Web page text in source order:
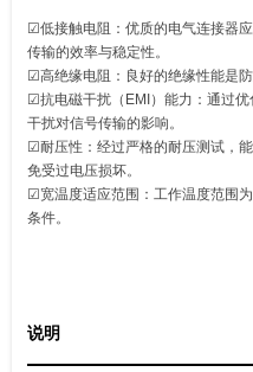
☑低接触电阻：优质的电气连接器
传输的效率与稳定性。
☑高绝缘电阻：良好的绝缘性能是
☑抗电磁干扰（EMI）能力：通过
干扰对信号传输的影响。
☑耐压性：经过严格的耐压测试，
免受过电压损坏。
☑宽温度适应范围：工作温度范围
条件。
说明